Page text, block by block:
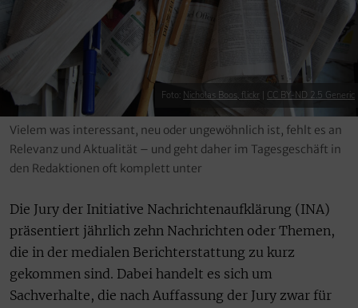
Foto: Nicholas Boos, flickr CC BY-ND 2.5 Generic
Vielem was interessant, neu oder ungewöhnlich ist, fehlt es an
Relevanz und Aktualität – und geht daher im Tagesgeschäft in
den Redaktionen oft komplett unter
Die Jury der Initiative Nachrichtenaufklärung (INA)
präsentiert jährlich zehn Nachrichten oder Themen,
die in der medialen Berichterstattung zu kurz
gekommen sind. Dabei handelt es sich um
Sachverhalte, die nach Auffassung der Jury zwar für